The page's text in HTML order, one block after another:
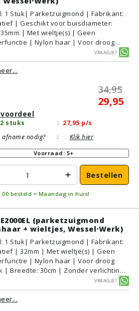
: 1 Stuk| Parketzuigmond | Fabrikant:
| Geschikt voor buisdiameter:
35mm | Met wieltje(s) | Geen
| Nylon haar | Voor droog
| Breedte: 36cm | Zonder verlichting |
kliksysteem | Zwart | Wessel·Werk |
voor vloertype: Plavuizen/Tegels,
Vraagje?
34,95
29,95
stuks : 27,95 p/s
afname nodig?
: Klik hier
Voorraad: 5+
Bestellen
besteld = Maandag in huis!
(parketzuigmond
+ wieltjes, Wessel·Werk)
: 1 Stuk| Parketzuigmond | Fabrikant:
| 32mm | Met wieltje(s) | Geen
| Nylon haar | Voor droog
| Breedte: 30cm | Zonder verlichting |
kliksysteem | Zwart | Wessel·Werk |
voor vloertype: Plavuizen/Tegels,
PVC/Vinyl
Vraagje?